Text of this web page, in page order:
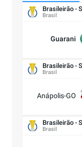
Brasileirão -
Brasil
Guarani
Brasileirão -
Brasil
Anápolis-GO
Brasileirão -
Brasil